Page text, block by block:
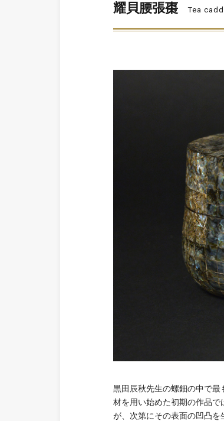
耀貝腰張棗 Tea
黒田辰秋先生の螺鈿の中で
材を用い始めた初期の作品
が、次第にその表面の凹凸を